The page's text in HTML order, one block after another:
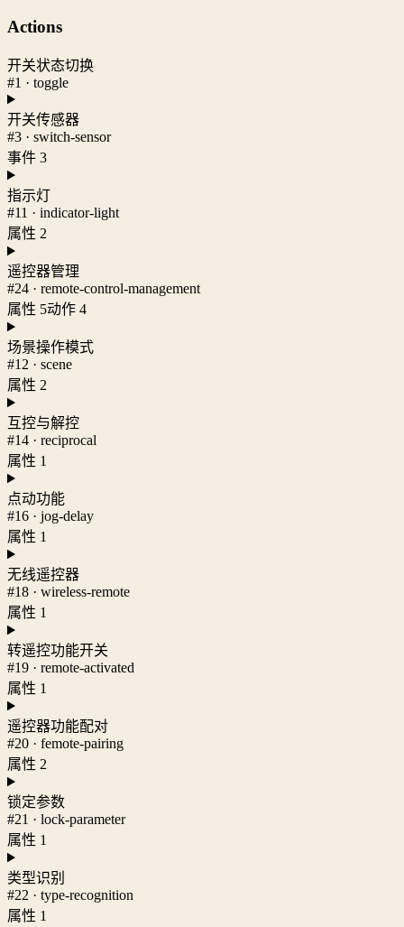
Actions
开关状态切换
#1 · toggle
开关传感器
#3 · switch-sensor
事件 3
指示灯
#11 · indicator-light
属性 2
遥控器管理
#24 · remote-control-management
属性 5动作 4
场景操作模式
#12 · scene
属性 2
互控与解控
#14 · reciprocal
属性 1
点动功能
#16 · jog-delay
属性 1
无线遥控器
#18 · wireless-remote
属性 1
转遥控功能开关
#19 · remote-activated
属性 1
遥控器功能配对
#20 · femote-pairing
属性 2
锁定参数
#21 · lock-parameter
属性 1
类型识别
#22 · type-recognition
属性 1